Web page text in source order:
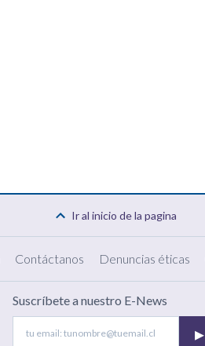
Ir al inicio de la pagina
Contáctanos Denuncias éticas
Suscríbete a nuestro E-News
▸